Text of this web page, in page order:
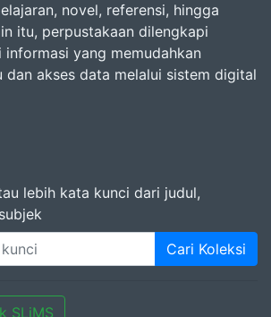
novel, referensi, hingga
itu, perpustakaan dilengkapi
yang memudahkan
dan akses data melalui sistem digital
lebih kata kunci dari judul,
Cari Koleksi
SLiMS